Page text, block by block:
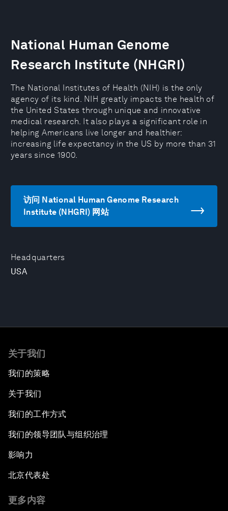
Headquarters
USA
National Human Genome
Research Institute (NHGRI)
The National Institutes of Health (NIH) is the only
agency of its kind. NIH greatly impacts the health of
the United States through unique and innovative
medical research. It also plays a significant role in
helping Americans live longer and healthier:
increasing life expectancy in the US by more than 31
years since 1900.
访问 National Human Genome Research
Institute (NHGRI) 网站
关于我们
我们的策略
关于我们
我们的工作方式
我们的领导团队与组织治理
影响力
北京代表处
更多内容